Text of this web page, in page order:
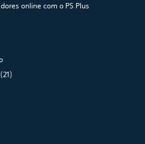
online com o PS Plus